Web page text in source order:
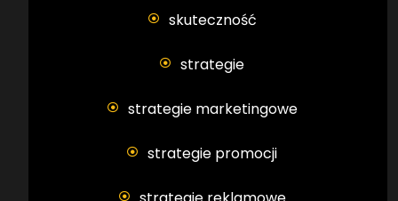
skuteczność
strategie
strategie marketingowe
strategie promocji